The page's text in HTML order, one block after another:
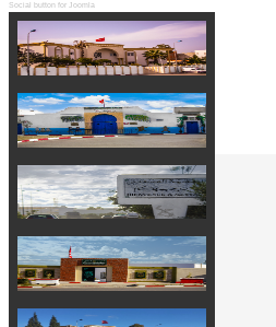
Social button for Joomla
Liens Utiles